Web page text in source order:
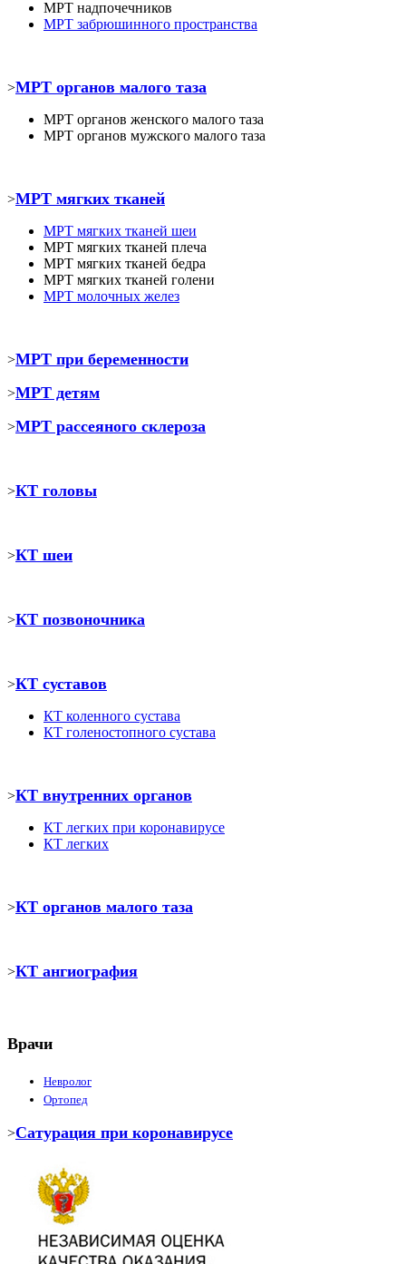
МРТ надпочечников
МРТ забрюшинного пространства
>МРТ органов малого таза
МРТ органов женского малого таза
МРТ органов мужского малого таза
>МРТ мягких тканей
МРТ мягких тканей шеи
МРТ мягких тканей плеча
МРТ мягких тканей бедра
МРТ мягких тканей голени
МРТ молочных желез
>МРТ при беременности
>МРТ детям
>МРТ рассеяного склероза
>КТ головы
>КТ шеи
>КТ позвоночника
>КТ суставов
КТ коленного сустава
КТ голеностопного сустава
>КТ внутренних органов
КТ легких при коронавирусе
КТ легких
>КТ органов малого таза
>КТ ангиография
Врачи
Невролог
Ортопед
>Сатурация при коронавирусе